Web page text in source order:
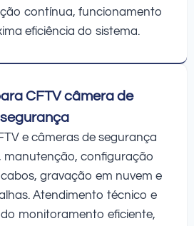
contínua, funcionamento
eficiência do sistema.
CFTV câmera de
segurança
e câmeras de segurança
manutenção, configuração
gravação em nuvem e
Atendimento técnico e
monitoramento eficiente,